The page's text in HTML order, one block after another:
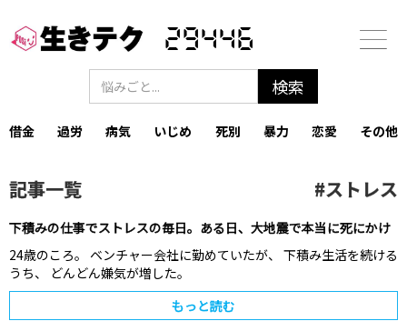
29446
借金 過労 病気 いじめ 死別 暴力 恋愛 その他
記事一覧 #ストレス
下積みの仕事でストレスの毎日。ある日、大地震で本当に死にかけ
24歳のころ。 ベンチャー会社に勤めていたが、 下積み生活を続ける
うち、 どんどん嫌気が増した。
もっと読む